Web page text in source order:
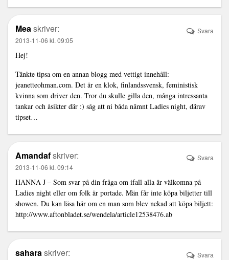
Measkriver:
2013-11-06 kl. 09:05
Hej!
Tänkte tipsa om en annan blogg med vettigt innehåll:
jeanetteohman.com. Det är en klok, finlandssvensk, feministisk
kvinna som driver den. Tror du skulle gilla den, många intressanta
tankar och åsikter där :) såg att ni båda nämnt Ladies night, därav
tipset…
Svara
Amandafskriver:
2013-11-06 kl. 09:14
HANNA J – Som svar på din fråga om ifall alla är välkomna på
Ladies night eller om folk är portade. Män får inte köpa biljetter till
showen. Du kan läsa här om en man som blev nekad att köpa biljett:
http://www.aftonbladet.se/wendela/article12538476.ab
Svara
saharaskriver: Svara